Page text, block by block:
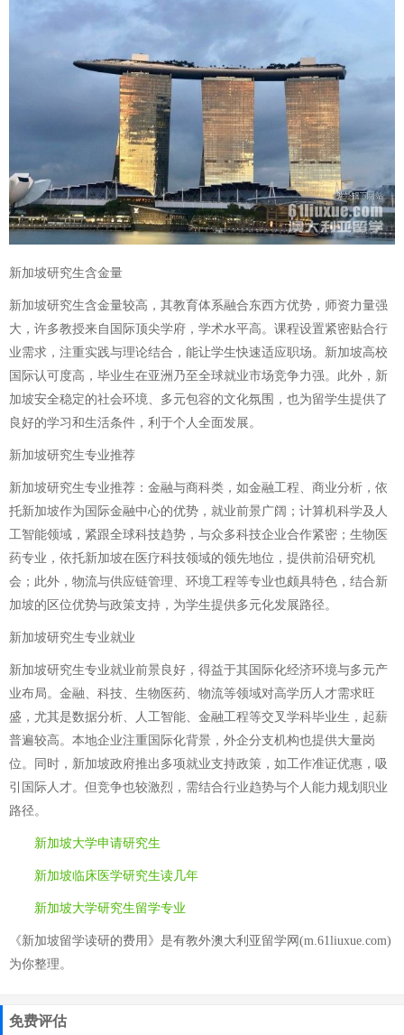
新加坡研究生含金量
新加坡研究生含金量较高，其教育体系融合东西方优势，师资力量强
大，许多教授来自国际顶尖学府，学术水平高。课程设置紧密贴合行
业需求，注重实践与理论结合，能让学生快速适应职场。新加坡高校
国际认可度高，毕业生在亚洲乃至全球就业市场竞争力强。此外，新
加坡安全稳定的社会环境、多元包容的文化氛围，也为留学生提供了
良好的学习和生活条件，利于个人全面发展。
新加坡研究生专业推荐
新加坡研究生专业推荐：金融与商科类，如金融工程、商业分析，依
托新加坡作为国际金融中心的优势，就业前景广阔；计算机科学及人
工智能领域，紧跟全球科技趋势，与众多科技企业合作紧密；生物医
药专业，依托新加坡在医疗科技领域的领先地位，提供前沿研究机
会；此外，物流与供应链管理、环境工程等专业也颇具特色，结合新
加坡的区位优势与政策支持，为学生提供多元化发展路径。
新加坡研究生专业就业
新加坡研究生专业就业前景良好，得益于其国际化经济环境与多元产
业布局。金融、科技、生物医药、物流等领域对高学历人才需求旺
盛，尤其是数据分析、人工智能、金融工程等交叉学科毕业生，起薪
普遍较高。本地企业注重国际化背景，外企分支机构也提供大量岗
位。同时，新加坡政府推出多项就业支持政策，如工作准证优惠，吸
引国际人才。但竞争也较激烈，需结合行业趋势与个人能力规划职业
路径。
新加坡大学申请研究生
新加坡临床医学研究生读几年
新加坡大学研究生留学专业
《新加坡留学读研的费用》是有教外澳大利亚留学网(m.61liuxue.com)
为你整理。
免费评估